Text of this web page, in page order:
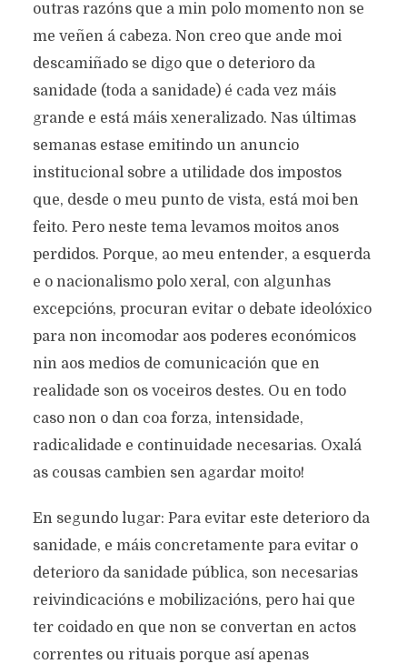
outras razóns que a min polo momento non se
me veñen á cabeza. Non creo que ande moi
descamiñado se digo que o deterioro da
sanidade (toda a sanidade) é cada vez máis
grande e está máis xeneralizado. Nas últimas
semanas estase emitindo un anuncio
institucional sobre a utilidade dos impostos
que, desde o meu punto de vista, está moi ben
feito. Pero neste tema levamos moitos anos
perdidos. Porque, ao meu entender, a esquerda
e o nacionalismo polo xeral, con algunhas
excepcións, procuran evitar o debate ideolóxico
para non incomodar aos poderes económicos
nin aos medios de comunicación que en
realidade son os voceiros destes. Ou en todo
caso non o dan coa forza, intensidade,
radicalidade e continuidade necesarias. Oxalá
as cousas cambien sen agardar moito!
En segundo lugar: Para evitar este deterioro da
sanidade, e máis concretamente para evitar o
deterioro da sanidade pública, son necesarias
reivindicacións e mobilizacións, pero hai que
ter coidado en que non se convertan en actos
correntes ou rituais porque así apenas